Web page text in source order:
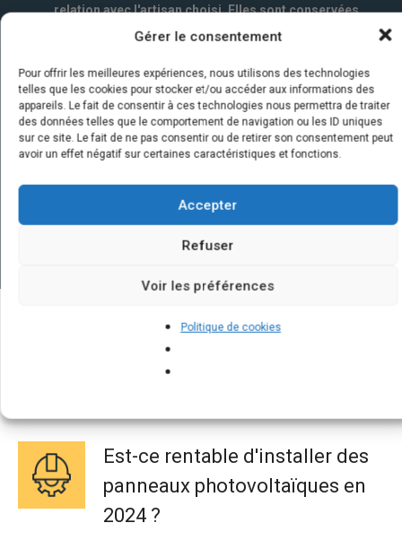
Gérer le consentement
Pour offrir les meilleures expériences, nous utilisons des technologies
telles que les cookies pour stocker et/ou accéder aux informations des
appareils. Le fait de consentir à ces technologies nous permettra de traiter
des données telles que le comportement de navigation ou les ID uniques
sur ce site. Le fait de ne pas consentir ou de retirer son consentement peut
avoir un effet négatif sur certaines caractéristiques et fonctions.
Accepter
Refuser
Voir les préférences
Politique de cookies
relation avec l'artisan choisi. Elles sont conservées
un an par la société Marketizi SAS et destinées au
service commercial.*
Quelques infos sur nos centrales
solaires : questions et réponses
Est-ce rentable d'installer des
panneaux photovoltaïques en
2024 ?